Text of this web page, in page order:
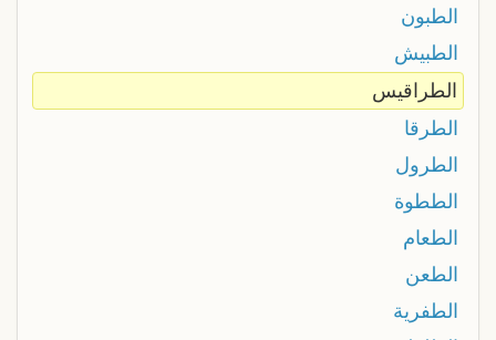
الطبون
الطبيش
الطراقيس
الطرقا
الطرول
الططوة
الطعام
الطعن
الطفرية